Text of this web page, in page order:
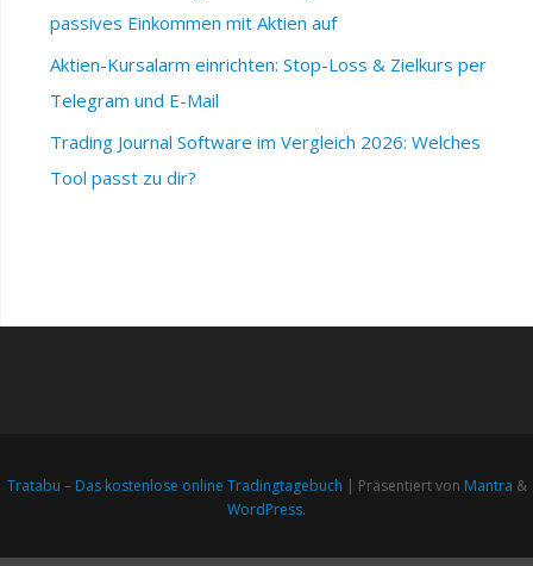
passives Einkommen mit Aktien auf
Aktien-Kursalarm einrichten: Stop-Loss & Zielkurs per
Telegram und E-Mail
Trading Journal Software im Vergleich 2026: Welches
Tool passt zu dir?
Tratabu – Das kostenlose online Tradingtagebuch | Präsentiert von Mantra &
WordPress.